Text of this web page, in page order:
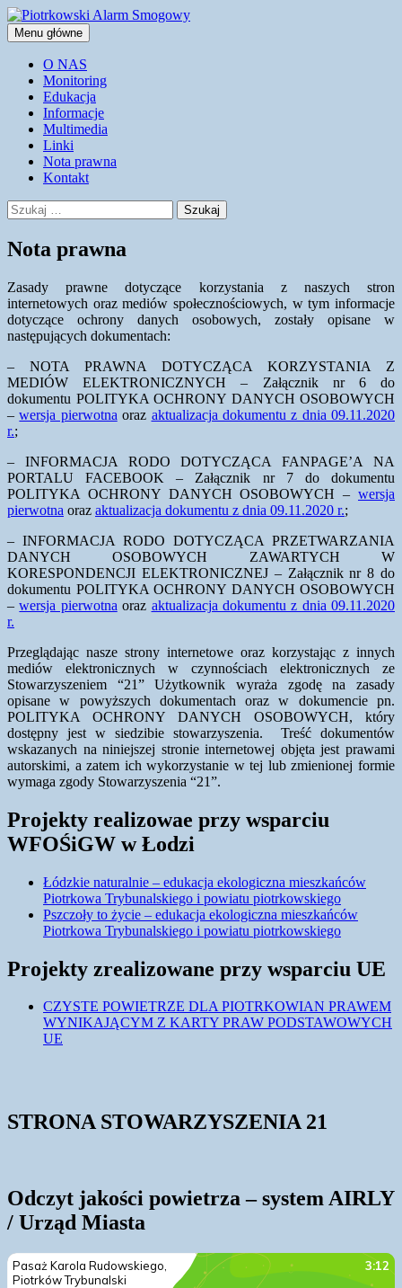
Przejdź
do
treściPiotrkowski Alarm Smogowy
Szukaj
Menu główne
O NAS
Monitoring
Edukacja
Informacje
Multimedia
Linki
Nota prawna
Kontakt
Szukaj:
Nota prawna
Zasady prawne dotyczące korzystania z naszych stron
internetowych oraz mediów społecznościowych, w tym informacje
dotyczące ochrony danych osobowych, zostały opisane w
następujących dokumentach:
– NOTA PRAWNA DOTYCZĄCA KORZYSTANIA Z
MEDIÓW ELEKTRONICZNYCH – Załącznik nr 6 do
dokumentu POLITYKA OCHRONY DANYCH OSOBOWYCH
–wersja pierwotna oraz aktualizacja dokumentu z dnia 09.11.2020
r.;
– INFORMACJA RODO DOTYCZĄCA FANPAGE’A NA
PORTALU FACEBOOK – Załącznik nr 7 do dokumentu
POLITYKA OCHRONY DANYCH OSOBOWYCH – wersja
pierwotna oraz aktualizacja dokumentu z dnia 09.11.2020 r.;
– INFORMACJA RODO DOTYCZĄCA PRZETWARZANIA
DANYCH OSOBOWYCH ZAWARTYCH W
KORESPONDENCJI ELEKTRONICZNEJ – Załącznik nr 8 do
dokumentu POLITYKA OCHRONY DANYCH OSOBOWYCH
–wersja pierwotna oraz aktualizacja dokumentu z dnia 09.11.2020
r.
Przeglądając nasze strony internetowe oraz korzystając z innych
mediów elektronicznych w czynnościach elektronicznych ze
Stowarzyszeniem “21” Użytkownik wyraża zgodę na zasady
opisane w powyższych dokumentach oraz w dokumencie pn.
POLITYKA OCHRONY DANYCH OSOBOWYCH, który
dostępny jest w siedzibie stowarzyszenia. Treść dokumentów
wskazanych na niniejszej stronie internetowej objęta jest prawami
autorskimi, a zatem ich wykorzystanie w tej lub zmienionej formie
wymaga zgody Stowarzyszenia “21”.
Projekty realizowae przy wsparciu
WFOŚiGW w Łodzi
Łódzkie naturalnie – edukacja ekologiczna mieszkańców
Piotrkowa Trybunalskiego i powiatu piotrkowskiego
Pszczoły to życie – edukacja ekologiczna mieszkańców
Piotrkowa Trybunalskiego i powiatu piotrkowskiego
Projekty zrealizowane przy wsparciu UE
CZYSTE POWIETRZE DLA PIOTRKOWIAN PRAWEM
WYNIKAJĄCYM Z KARTY PRAW PODSTAWOWYCH
UE
STRONA STOWARZYSZENIA 21
Odczyt jakości powietrza – system AIRLY
/ Urząd Miasta